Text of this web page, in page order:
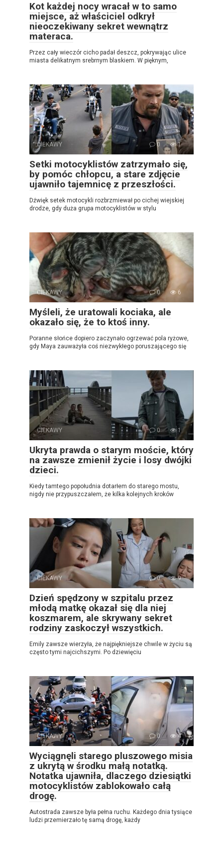
Kot każdej nocy wracał w to samo
miejsce, aż właściciel odkrył
nieoczekiwany sekret wewnątrz
materaca.
Przez cały wieczór cicho padał deszcz, pokrywając ulice
miasta delikatnym srebrnym blaskiem. W pięknym,
CIEKAWY 0 1
Setki motocyklistów zatrzymało się,
by pomóc chłopcu, a stare zdjęcie
ujawniło tajemnicę z przeszłości.
Dźwięk setek motocykli rozbrzmiewał po cichej wiejskiej
drodze, gdy duża grupa motocyklistów w stylu
CIEKAWY 0 6
Myśleli, że uratowali kociaka, ale
okazało się, że to ktoś inny.
Poranne słońce dopiero zaczynało ogrzewać pola ryżowe,
gdy Maya zauważyła coś niezwykłego poruszającego się
CIEKAWY 0 1
Ukryta prawda o starym moście, który
na zawsze zmienił życie i losy dwójki
dzieci.
Kiedy tamtego popołudnia dotarłem do starego mostu,
nigdy nie przypuszczałem, że kilka kolejnych kroków
CIEKAWY 0 9
Dzień spędzony w szpitalu przez
młodą matkę okazał się dla niej
koszmarem, ale skrywany sekret
rodziny zaskoczył wszystkich.
Emily zawsze wierzyła, że najpiękniejsze chwile w życiu są
często tymi najcichszymi. Po dziewięciu
CIEKAWY 0 4
Wyciągnęli starego pluszowego misia
z ukrytą w środku małą notatką.
Notatka ujawniła, dlaczego dziesiątki
motocyklistów zablokowało całą
drogę.
Autostrada zawsze była pełna ruchu. Każdego dnia tysiące
ludzi przemierzało tę samą drogę, każdy